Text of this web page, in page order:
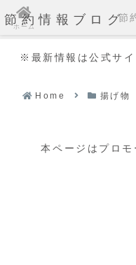
節約情報ブログ
※最新情報は公式サイ
Home 揚げ物
本ページはプロ
ホーム
節